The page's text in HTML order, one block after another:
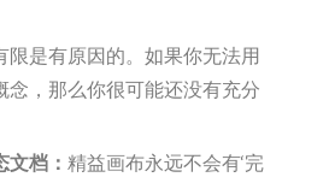
限是有原因的。如果你无法用
念，那么你很可能还没有充分
档： 精益画布永远不会有‘完